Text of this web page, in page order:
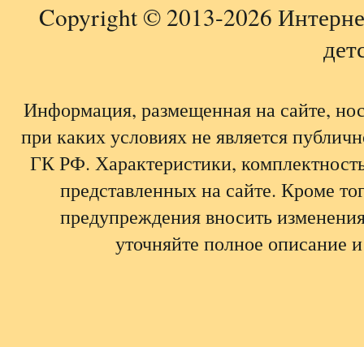
Copyright © 2013-2026
Информация, размещенная на сайте,
при каких условиях не является
ГК РФ. Характеристики,
представленных на сайте. Кроме
предупреждения вносить
уточняйте полное описание